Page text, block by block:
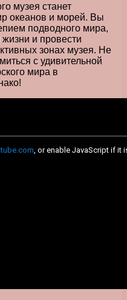
музея станет
океанов и морей. Вы
подводного мира,
и провести
зонах музея. Не
с удивительной
мира в